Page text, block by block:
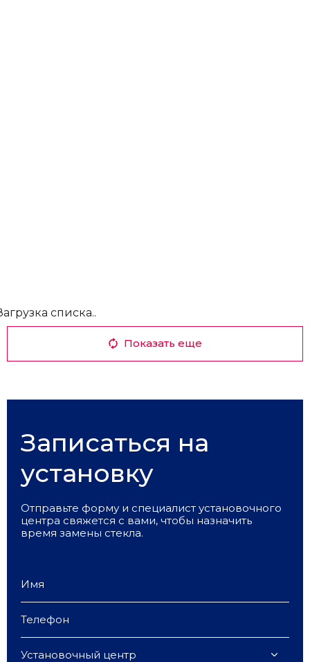
списка..
Показать еще
Записаться на
установку
Отправьте форму и специалист установочного
центра свяжется с вами, чтобы назначить
время замены стекла.
Установочный центр